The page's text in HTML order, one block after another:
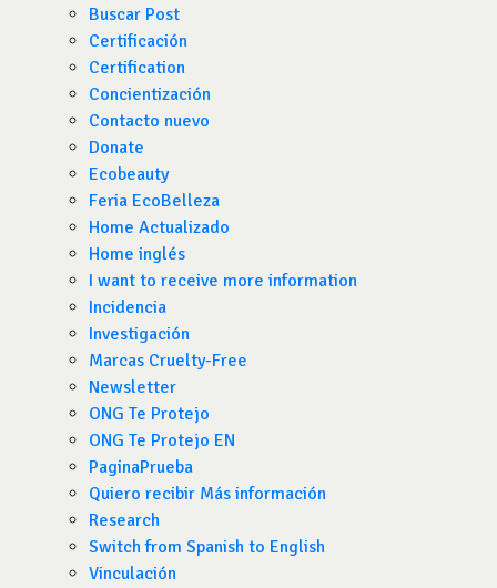
Buscar Post
Certificación
Certification
Concientización
Contacto nuevo
Donate
Ecobeauty
Feria EcoBelleza
Home Actualizado
Home inglés
I want to receive more information
Incidencia
Investigación
Marcas Cruelty-Free
Newsletter
ONG Te Protejo
ONG Te Protejo EN
PaginaPrueba
Quiero recibir Más información
Research
Switch from Spanish to English
Vinculación